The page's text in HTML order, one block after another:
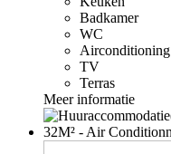
Badkamer
WC
Airconditioning
TV
Terras
Meer informatie